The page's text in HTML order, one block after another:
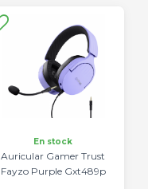
En stock
Auricular Gamer Trust
Fayzo Purple Gxt489p